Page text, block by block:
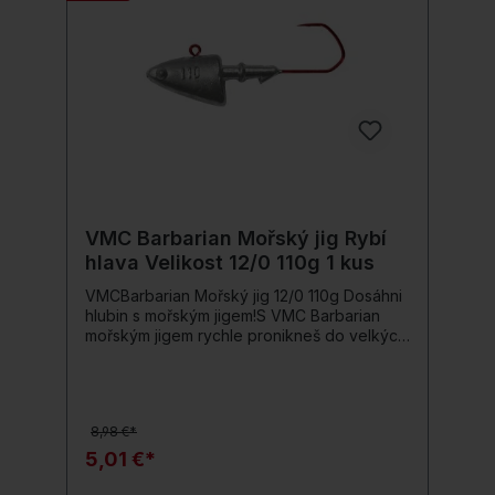
VMC Barbarian Mořský jig Rybí
hlava Velikost 12/0 110g 1 kus
VMCBarbarian Mořský jig 12/0 110g Dosáhni
hlubin s mořským jigem!S VMC Barbarian
mořským jigem rychle pronikneš do velkých
zastavily.Ideální pro tvé další mořské
dobrodružství – nenech si ujít žádnou
šanci!Detaily produktu: Vhodné pro: Mořský
8,98 €*
5,01 €*